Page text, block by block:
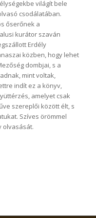
világít bele
csodálatában.
őserőnek a
kurátor szaván
Erdély
közben, hogy lehet
dombjai, s a
mint voltak,
indít ez a könyv,
amelyet csak
szereplői között élt, s
Szíves örömmel
olvasását.